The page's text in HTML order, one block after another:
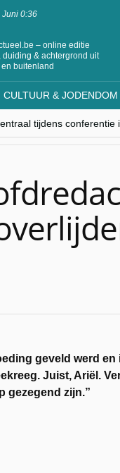
0:36
– online editie
duiding & achtergrond uit
buitenland
CULTUUR & JODENDOM
tijdens conferentie
begrijpt”,
Oost-Europa
geveld werd en
Juist, Ariël.
gezegend zijn.”